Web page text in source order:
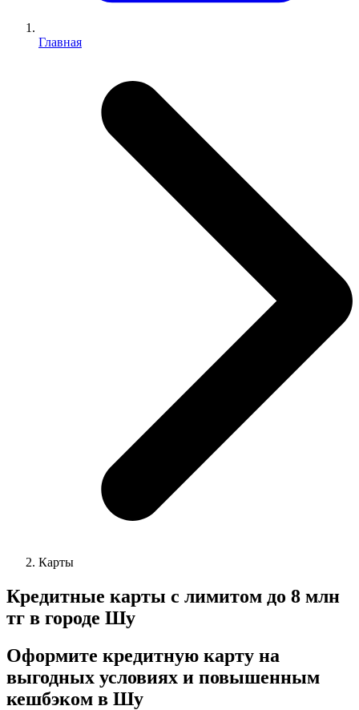
Главная
Карты
Кредитные карты с лимитом до 8 млн
тг в городе Шу
Оформите кредитную карту на
выгодных условиях и повышенным
кешбэком в Шу